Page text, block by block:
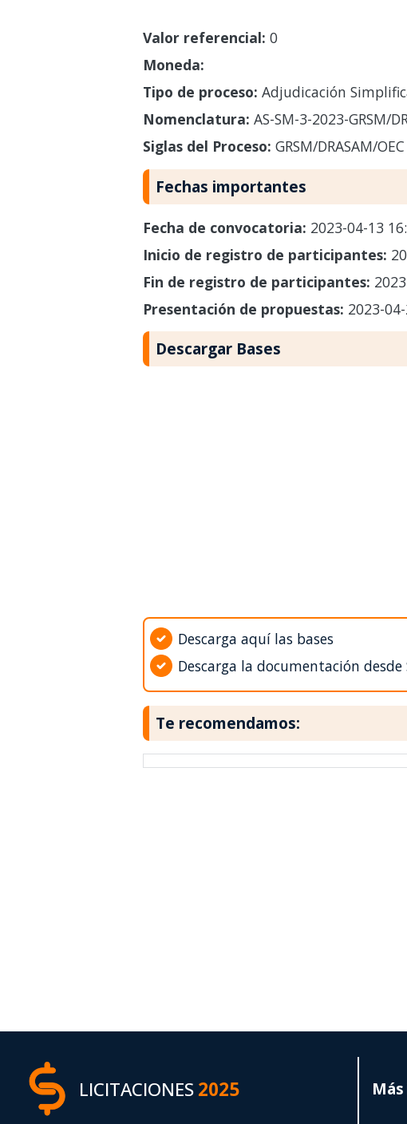
Valor referencial: 0
Moneda:
Tipo de proceso: Adjudicación
Nomenclatura: AS-SM-3-2023-GRSM/
Siglas del Proceso: GRSM/DRASAM/OEC
Fechas importantes
Fecha de convocatoria: 2023-04-13
Inicio de registro de participantes:
Fin de registro de participantes:
Presentación de propuestas: 2023-
Descargar Bases
Descarga aquí las bases
Descarga la documentación desde
Te recomendamos:
LICITACIONES2025